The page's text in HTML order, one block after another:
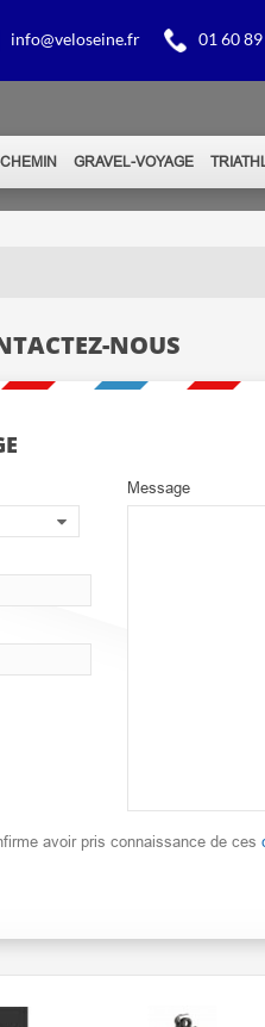
info@veloseine.fr 01 60
GRAVEL-VOYAGE
NOUS
Message
avoir pris connaissance de ces